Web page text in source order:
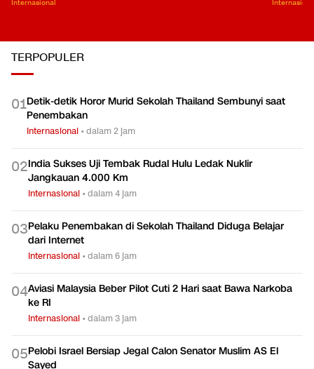
Internasional
TERPOPULER
01Detik-detik Horor Murid Sekolah Thailand Sembunyi saat
Penembakan
Internasional •dalam 2 jam
02India Sukses Uji Tembak Rudal Hulu Ledak Nuklir
Jangkauan 4.000 Km
Internasional •dalam 4 jam
03Pelaku Penembakan di Sekolah Thailand Diduga Belajar
dari Internet
Internasional •dalam 6 jam
04Aviasi Malaysia Beber Pilot Cuti 2 Hari saat Bawa Narkoba
ke RI
Internasional •dalam 3 jam
05Pelobi Israel Bersiap Jegal Calon Senator Muslim AS El
Sayed